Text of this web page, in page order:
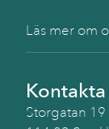
Läs mer om
Kontakta
Storgatan 19